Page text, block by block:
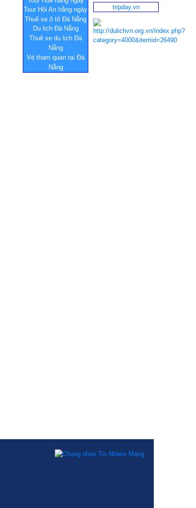
Tour Hội An hằng ngày
Thuê xe ô tô Đà Nẵng
Du lịch Đà Nẵng
Thuê xe du lịch Đà
Nẵng
Vé tham quan tại Đà
Nẵng
tripday.vn